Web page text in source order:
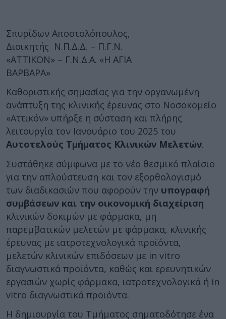
Σπυρίδων Αποστολόπουλος,
Διοικητής Ν.Π.Δ.Δ. – Π.Γ.Ν.
«ΑΤΤΙΚΟΝ» – Γ.Ν.Δ.Α. «Η ΑΓΙΑ
ΒΑΡΒΑΡΑ»
Καθοριστικής σημασίας για την οργανωμένη
ανάπτυξη της κλινικής έρευνας στο Νοσοκομείο
«Αττικόν» υπήρξε η σύσταση και πλήρης
λειτουργία τον Ιανουάριο του 2025 του
Αυτοτελούς Τμήματος Κλινικών Μελετών.
Συστάθηκε σύμφωνα με το νέο θεσμικό πλαίσιο
για την απλούστευση και τον εξορθολογισμό
των διαδικασιών που αφορούν την υπογραφή
συμβάσεων και την οικονομική διαχείριση
κλινικών δοκιμών με φάρμακα, μη
παρεμβατικών μελετών με φάρμακα, κλινικής
έρευνας με ιατροτεχνολογικά προϊόντα,
μελετών κλινικών επιδόσεων με in vitro
διαγνωστικά προϊόντα, καθώς και ερευνητικών
εργασιών χωρίς φάρμακα, ιατροτεχνολογικά ή in
vitro διαγνωστικά προϊόντα.
Η δημιουργία του Τμήματος σηματοδότησε ένα